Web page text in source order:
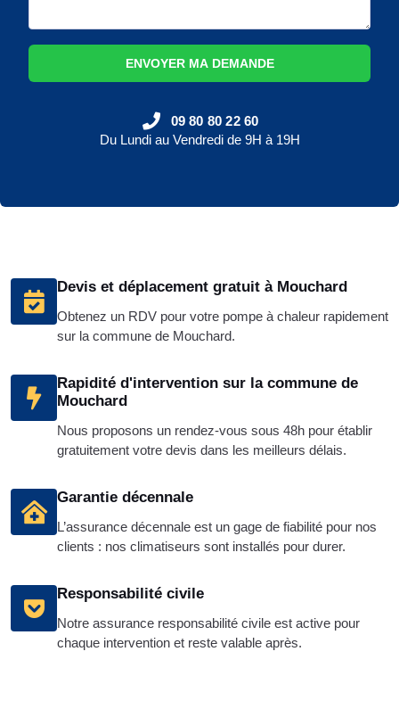
Devis et déplacement gratuit à Mouchard
Obtenez un RDV pour votre pompe à chaleur rapidement
sur la commune de Mouchard.
Rapidité d'intervention sur la commune de
Mouchard
Nous proposons un rendez-vous sous 48h pour établir
gratuitement votre devis dans les meilleurs délais.
Garantie décennale
L’assurance décennale est un gage de fiabilité pour nos
clients : nos climatiseurs sont installés pour durer.
Responsabilité civile
Notre assurance responsabilité civile est active pour
chaque intervention et reste valable après.
ENVOYER MA DEMANDE
09 80 80 22 60
Du Lundi au Vendredi de 9H à 19H